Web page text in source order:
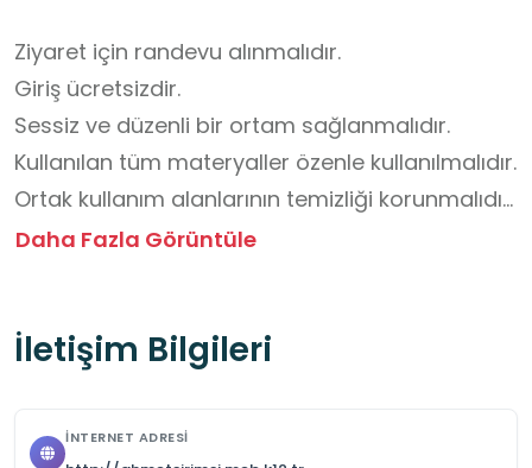
Ziyaret için randevu alınmalıdır.
Giriş ücretsizdir.
Sessiz ve düzenli bir ortam sağlanmalıdır.
Kullanılan tüm materyaller özenle kullanılmalıdır.
Ortak kullanım alanlarının temizliği korunmalıdır.
Öğrenciler öğretmen gözetiminde ve grup
alınmalıdır.
Daha Fazla Görüntüle
İletişim Bilgileri
İNTERNET ADRESI